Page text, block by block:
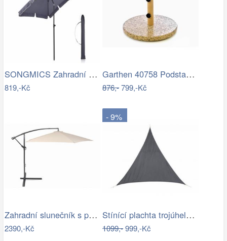
SONGMICS Zahradní slunečník Royal…
819,-Kč
Garthen 40758 Podstavec na slunečník…
876,-799,-Kč
Zahradní slunečník s podstavcem ø 300…
2390,-Kč
- 9%
Stínící plachta trojúhelník 3*3*3 m šedá
1099,-999,-Kč